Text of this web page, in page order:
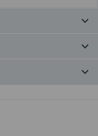
dostává pod
kompletována ve
populárním